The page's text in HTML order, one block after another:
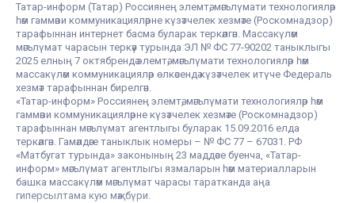
Татар-информ (Татар) Россиянең элемтә, мәгълүмати технологияләр
һәм гаммәви коммуникацияләрне күзәтчелек хезмәте (Роскомнадзор)
тарафыннан интернет басма буларак теркәлгән. Массакүләм
мәгълүмат чарасын теркәү турында ЭЛ № ФС 77-90202 таныклыгы
2025 елның 7 октябрендә элемтә, мәгълүмати технологияләр һәм
массакүләм коммуникацияләр өлкәсендә күзәтчелек итүче Федераль
хезмәт тарафыннан бирелгән.
«Татар-информ» Россиянең элемтә, мәгълүмати технологияләр һәм
гаммәви коммуникацияләрне күзәтчелек хезмәте (Роскомнадзор)
тарафыннан мәгълүмат агентлыгы буларак 15.09.2016 елда
теркәлгән. Гамәлдәге таныклык номеры – № ФС 77 – 67031. РФ
«Матбугат турында» законының 23 маддәсе буенча, «Татар-
информ» мәгълүмат агентлыгы язмаларын һәм материалларын
башка массакүләм мәгълүмат чарасы таратканда аңа
гиперсылтама кую мәҗбүри.